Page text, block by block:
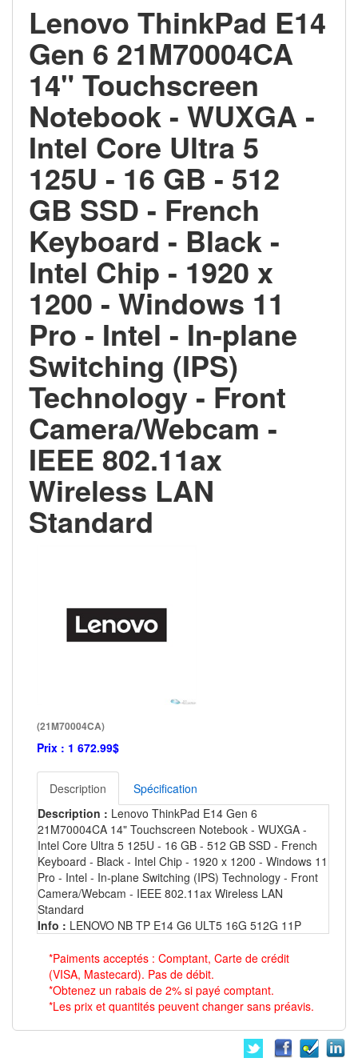
Lenovo ThinkPad E14
Gen 6 21M70004CA
14" Touchscreen
Notebook - WUXGA -
Intel Core Ultra 5
125U - 16 GB - 512
GB SSD - French
Keyboard - Black -
Intel Chip - 1920 x
1200 - Windows 11
Pro - Intel - In-plane
Switching (IPS)
Technology - Front
Camera/Webcam -
IEEE 802.11ax
Wireless LAN
Standard
(21M70004CA)
Prix : 1 672.99$
Description
Spécification
Description : Lenovo ThinkPad E14 Gen 6
21M70004CA 14" Touchscreen Notebook - WUXGA -
Intel Core Ultra 5 125U - 16 GB - 512 GB SSD - French
Keyboard - Black - Intel Chip - 1920 x 1200 - Windows 11
Pro - Intel - In-plane Switching (IPS) Technology - Front
Camera/Webcam - IEEE 802.11ax Wireless LAN
Standard
Info : LENOVO NB TP E14 G6 ULT5 16G 512G 11P
*Paiments acceptés : Comptant, Carte de crédit
(VISA, Mastecard). Pas de débit.
*Obtenez un rabais de 2% si payé comptant.
*Les prix et quantités peuvent changer sans préavis.